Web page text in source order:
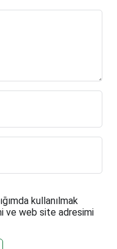
kullanılmak
ve web site adresimi